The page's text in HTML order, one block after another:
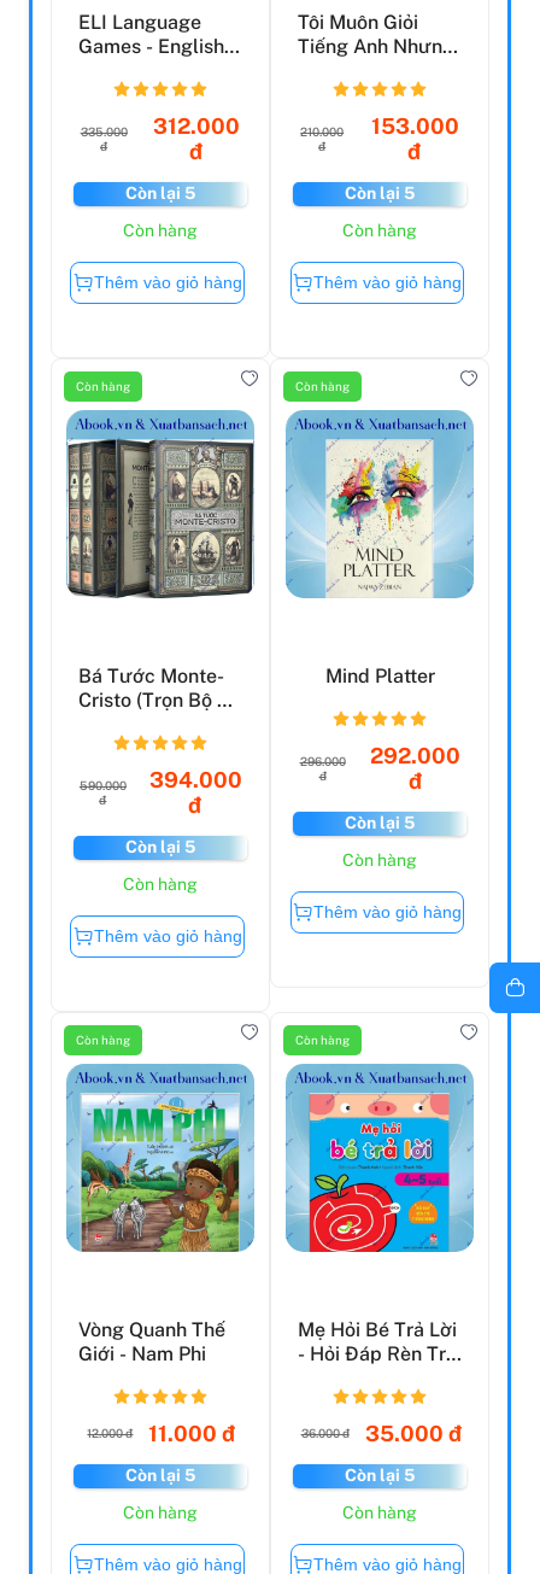
ELI Language
Games - English
335.000
đ
312.000
đ
Còn lại 5
Còn hàng
Thêm vào giỏ hàng
Tôi Muôn Giỏi
Tiếng Anh Nhưng
Chăm ...
210.000
đ
153.000
đ
Còn lại 5
Còn hàng
Thêm vào giỏ hàng
Còn hàng
Bá Tước Monte-
Cristo (Trọn Bộ 3
590.000
đ
394.000
đ
Còn lại 5
Còn hàng
Thêm vào giỏ hàng
Còn hàng
Mind Platter
296.000
đ
292.000
đ
Còn lại 5
Còn hàng
Thêm vào giỏ hàng
Còn hàng
Vòng Quanh Thế
Giới - Nam Phi
12.000 đ 11.000 đ
Còn lại 5
Còn hàng
Thêm vào giỏ hàng
Còn hàng
Mẹ Hỏi Bé Trả Lời
- Hỏi Đáp Rèn Trí
36.000 đ 35.000 đ
Còn lại 5
Còn hàng
Thêm vào giỏ hàng